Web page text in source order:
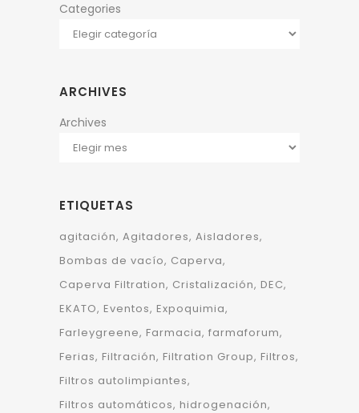
Categories
ARCHIVES
Archives
ETIQUETAS
agitación Agitadores Aisladores
Bombas de vacío Caperva
Caperva Filtration Cristalización DEC
EKATO Eventos Expoquimia
Farleygreene Farmacia farmaforum
Ferias Filtración Filtration Group Filtros
Filtros autolimpiantes
Filtros automáticos hidrogenación